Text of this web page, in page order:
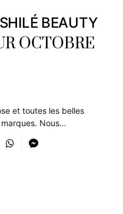
BEAUTY
OCTOBRE
et toutes les belles
Nous…